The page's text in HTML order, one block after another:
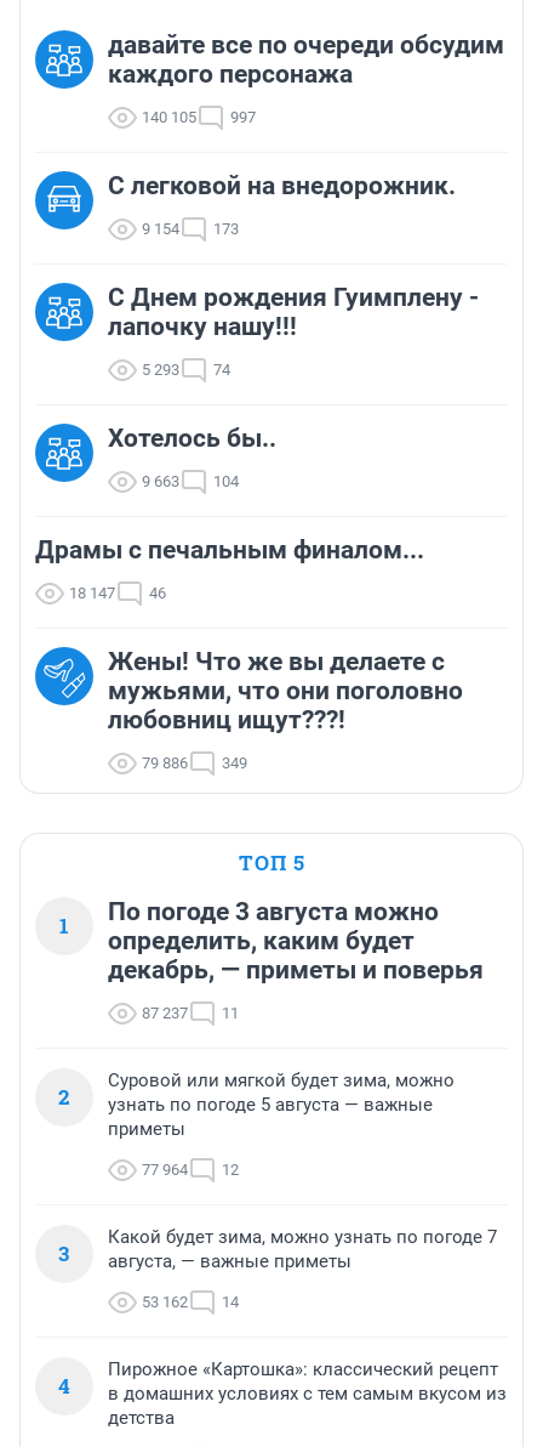
давайте все по очереди обсудим
каждого персонажа
140 105 997
C легковой на внедорожник.
9 154 173
С Днем рождения Гуимплену -
лапочку нашу!!!
5 293 74
Хотелось бы..
9 663 104
Драмы с печальным финалом...
18 147 46
Жены! Что же вы делаете с
мужьями, что они поголовно
любовниц ищут???!
79 886 349
ТОП 5
1
По погоде 3 августа можно
определить, каким будет
декабрь, — приметы и поверья
87 237 11
2
Суровой или мягкой будет зима, можно
узнать по погоде 5 августа — важные
приметы
77 964 12
3
Какой будет зима, можно узнать по погоде 7
августа, — важные приметы
53 162 14
4
Пирожное «Картошка»: классический рецепт
в домашних условиях с тем самым вкусом из
детства